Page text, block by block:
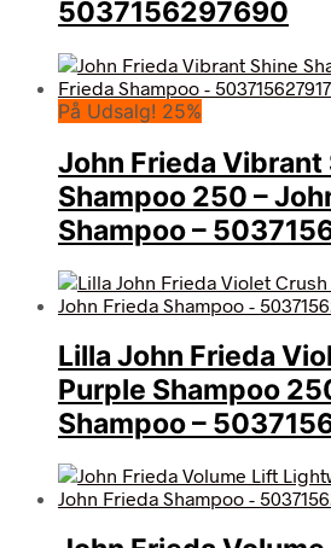
5037156297690
På Udsalg! 25%
John Frieda Vibrant
Shampoo 250 –
Shampoo –
Lilla John Frieda
Purple Shampoo
Shampoo –